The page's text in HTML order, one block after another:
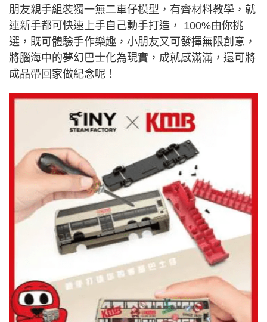
朋友親手組裝獨一無二車仔模型，有齊材料教學，就
連新手都可快速上手自己動手打造， 100%由你挑
選，既可體驗手作樂趣，小朋友又可發揮無限創意，
將腦海中的夢幻巴士化為現實，成就感滿滿，還可將
成品帶回家做紀念呢！